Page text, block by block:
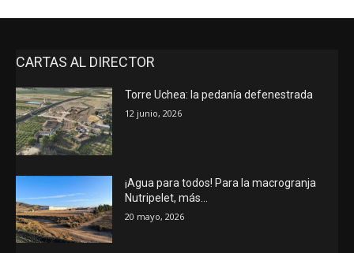
CARTAS AL DIRECTOR
Torre Uchea: la pedanía defenestrada
12 junio, 2026
¡Agua para todos! Para la macrogranja
Nutripelet, más…
20 mayo, 2026